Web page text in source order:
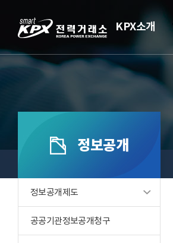
KPX소개
정보공개
정보공개제도
공공기관정보공개청구